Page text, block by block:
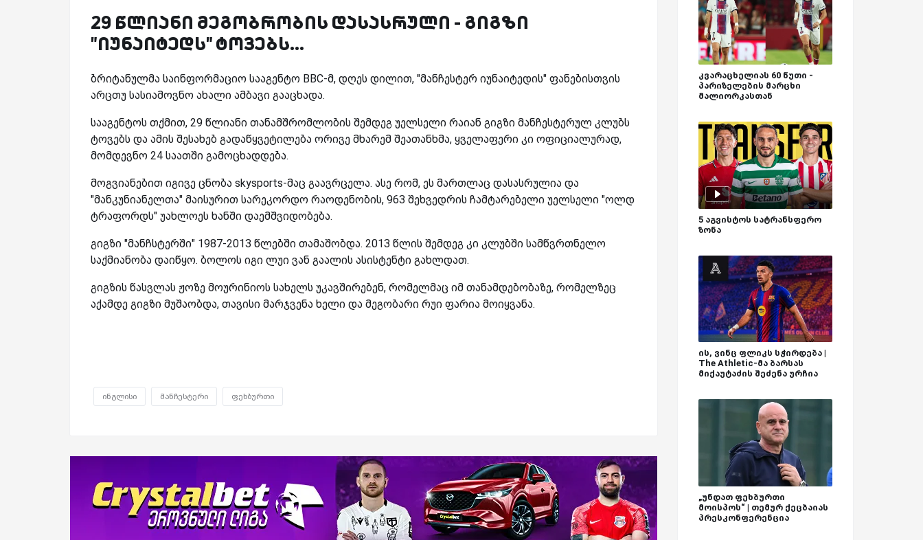
29 წლიანი მეგობრობის დასასრული - გიგზი
"იუნაიტედს" ტოვებს...
ბრიტანულმა საინფორმაციო სააგენტო BBC-მ, დღეს დილით, "მანჩესტერ იუნაიტედის" ფანებისთვის
არცთუ სასიამოვნო ახალი ამბავი გააცხადა.
სააგენტოს თქმით, 29 წლიანი თანამშრომლობის შემდეგ უელსელი რაიან გიგზი მანჩესტერულ კლუბს
ტოვებს და ამის შესახებ გადაწყვეტილება ორივე მხარემ შეათანხმა, ყველაფერი კი ოფიციალურად,
მომდევნო 24 საათში გამოცხადდება.
მოგვიანებით იგივე ცნობა skysports-მაც გაავრცელა. ასე რომ, ეს მართლაც დასასრულია და
"მანკუნიანელთა" მაისურით სარეკორდო რაოდენობის, 963 შეხვედრის ჩამტარებელი უელსელი "ოლდ
ტრაფორდს" უახლოეს ხანში დაემშვიდობება.
გიგზი "მანჩსტერში" 1987-2013 წლებში თამაშობდა. 2013 წლის შემდეგ კი კლუბში სამწვრთნელო
საქმიანობა დაიწყო. ბოლოს იგი ლუი ვან გაალის ასისტენტი გახლდათ.
გიგზის წასვლას ჟოზე მოურინიოს სახელს უკავშირებენ, რომელმაც იმ თანამდებობაზე, რომელზეც
აქამდე გიგზი მუშაობდა, თავისი მარჯვენა ხელი და მეგობარი რუი ფარია მოიყვანა.
ინგლისი მანჩესტერი ფეხბურთი
კვარაცხელიას 60 წუთი -
პარიზელების მარცხი
მალიორკასთან
5 აგვისტოს სატრანსფერო
ზონა
ის, ვინც ფლიკს სჭირდება |
The Athletic-მა ბარსას
მიქაუტაძის შეძენა ურჩია
„უნდათ ფეხბურთი
მოისპოს“ | თემურ ქეცბაიას
პრესკონფერენცია